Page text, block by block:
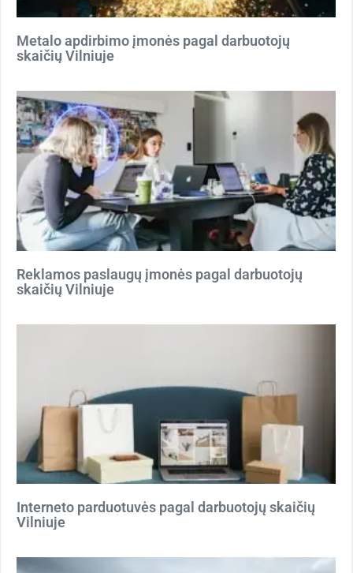
Metalo apdirbimo įmonės pagal darbuotojų
skaičių Vilniuje
Reklamos paslaugų įmonės pagal darbuotojų
skaičių Vilniuje
Interneto parduotuvės pagal darbuotojų skaičių
Vilniuje